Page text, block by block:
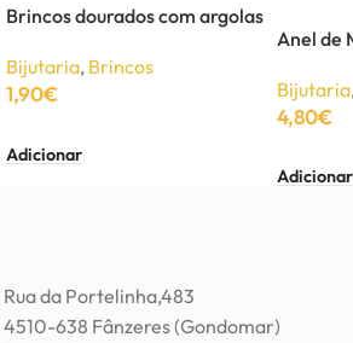
Brincos dourados com argolas
Bijutaria, Brincos
1,90€
Adicionar
Anel de
Bijutaria,
4,80€
Adicionar
Rua da Portelinha,483
4510-638 Fânzeres (Gondomar)